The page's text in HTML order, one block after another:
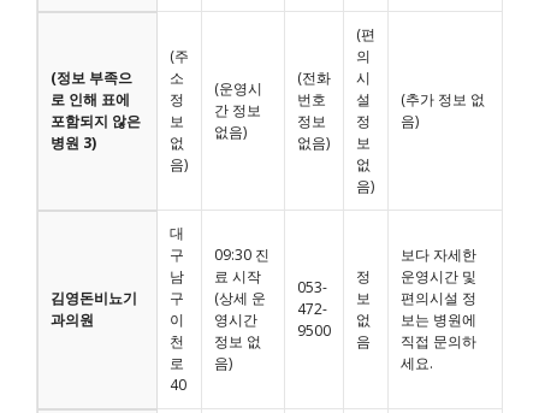
(정보 부족으
로 인해 표에
포함되지 않은
병원 3)
(주
소
정
보
없
음)
(운영시
간 정보
없음)
(전화
번호
정보
없음)
(편
의
시
설
정
보
없
음)
(추가 정보 없
음)
김영돈비뇨기
과의원
대
구
남
구
이
천
로
40
09:30 진
료 시작
(상세 운
영시간
정보 없
음)
053-
472-
9500
정
보
없
음
보다 자세한
운영시간 및
편의시설 정
보는 병원에
직접 문의하
세요.